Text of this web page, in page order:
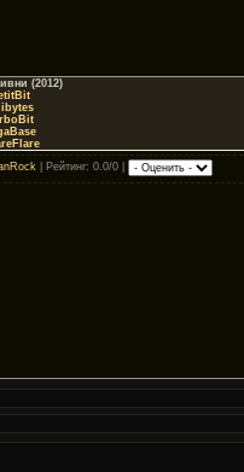
(2012)
Рейтинг: 0.0/0 |